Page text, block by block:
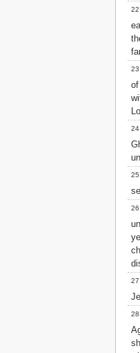
22
23
24
25
26
27
28